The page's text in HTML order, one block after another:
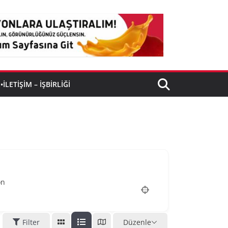
•İLETIŞIM – İŞBIRLIĞI
Filter Düzenle